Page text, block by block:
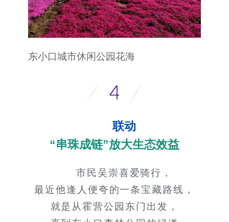
东小口城市休闲公园花海
联动
“串珠成链”放大生态效益
市民吴崇喜爱骑行，
最近他逢人便夸的一条宝藏路线，
就是从霍营公园东门出发，